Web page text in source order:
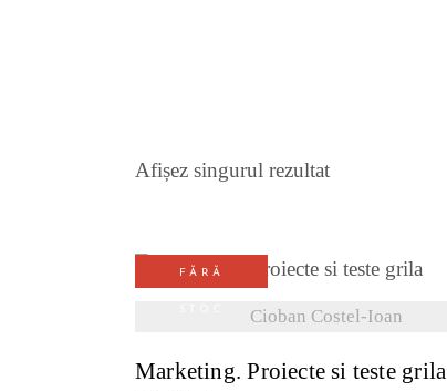
Afișez singurul rezultat
FĂRĂ
Cioban Costel-Ioan
VEZI DETALII
Marketing. Proiecte si teste grila